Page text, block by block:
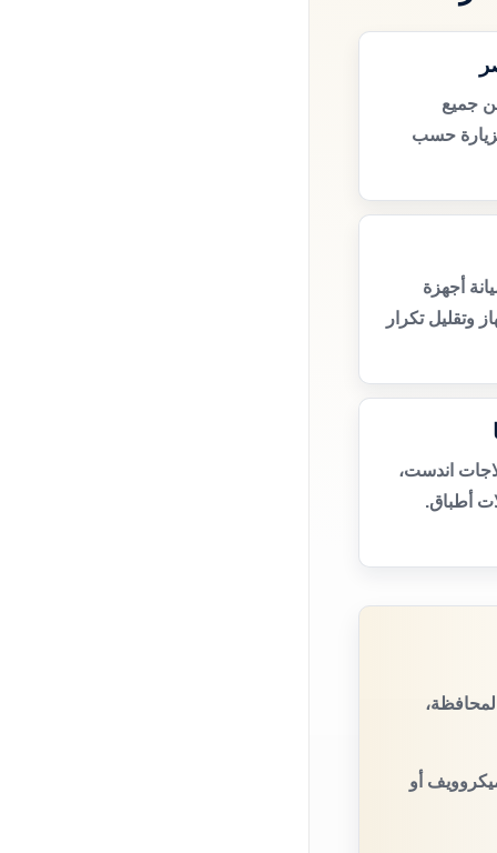
جميع
حسب
أجهزة
وتقليل تكرار
اندست،
أطباق.
أو